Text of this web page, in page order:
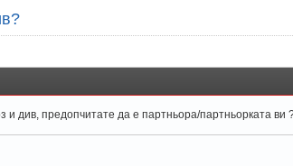
и див, предопчитате да е партньора/партньорката ви